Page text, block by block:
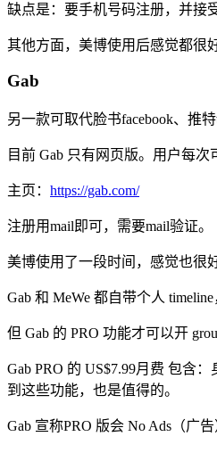
缺点是：要手机号码注册，并接
其他方面，美博使用后感觉都很好
Gab
另一款可取代脸书facebook、推
目前 Gab 只有网页版。用户每次
主页： https://gab.com/
注册用mail即可，需要mail验证。
美博使用了一段时间，感觉也很
Gab 和 MeWe 都自带个人
但 Gab 的 PRO 功能才可以开
Gab PRO 的 US$7.99月费 包含
到这些功能，也是值得的。
Gab 宣称PRO 版会 No Ads（广